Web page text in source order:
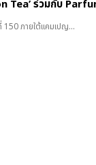
Tea’ ร่วมกับ
150 ภายใต้แคมเปญ...